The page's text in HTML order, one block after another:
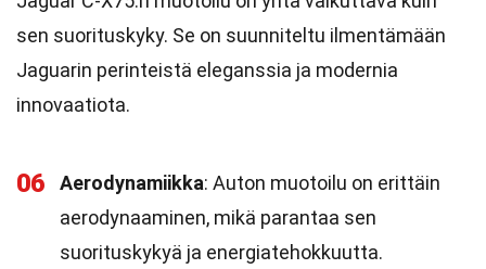
sen suorituskyky. Se on suunniteltu ilmentämään
Jaguarin perinteistä eleganssia ja modernia
innovaatiota.
06 Aerodynamiikka: Auton muotoilu on erittäin
aerodynaaminen, mikä parantaa sen
suorituskykyä ja energiatehokkuutta.